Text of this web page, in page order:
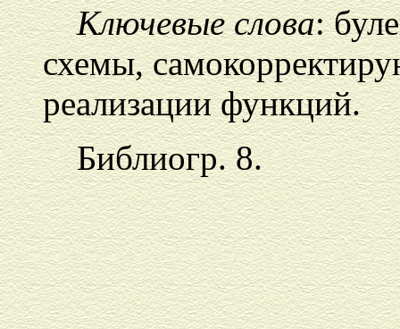
Ключевые слова:
схемы,
реализации функций.
Библиогр. 8.